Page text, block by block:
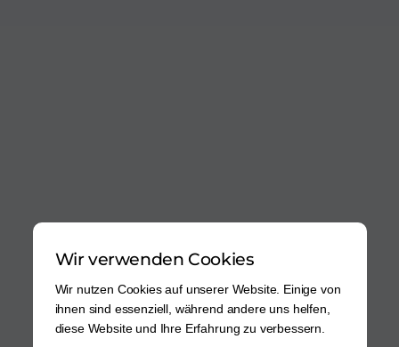
Wir verwenden Cookies
Wir nutzen Cookies auf unserer Website. Einige von
ihnen sind essenziell, während andere uns helfen,
diese Website und Ihre Erfahrung zu verbessern.